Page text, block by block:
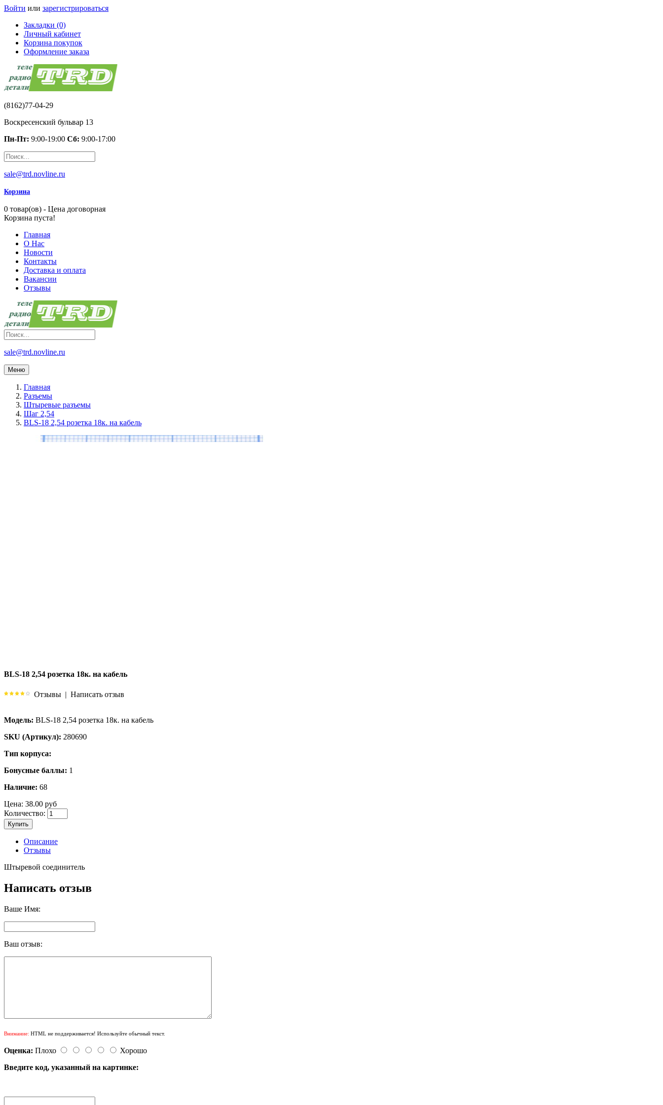
Войти или зарегистрироваться
Закладки (0)
Личный кабинет
Корзина покупок
Оформление заказа
(8162)77-04-29
Воскресенский бульвар 13
Пн-Пт: 9:00-19:00 Сб: 9:00-17:00
sale@trd.novline.ru
Корзина
0 товар(ов) - Цена договорная
Корзина пуста!
Главная
О Нас
Новости
Контакты
Доставка и оплата
Вакансии
Отзывы
sale@trd.novline.ru
Меню
Главная
Разъемы
Штыревые разъемы
Шаг 2,54
BLS-18 2,54 розетка 18к. на кабель
BLS-18 2,54 розетка 18к. на кабель
Отзывы | Написать отзыв
Модель: BLS-18 2,54 розетка 18к. на кабель
SKU (Артикул): 280690
Тип корпуса:
Бонусные баллы: 1
Наличие: 68
Цена: 38.00 руб
Количество:
Купить
Описание
Отзывы
Штыревой соединитель
Написать отзыв
Ваше Имя:
Ваш отзыв:
Внимание: HTML не поддерживается! Используйте обычный текст.
Оценка: Плохо
Хорошо
Введите код, указанный на картинке: